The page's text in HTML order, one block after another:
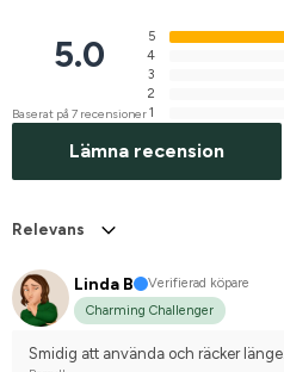
5.0
Baserat på 7 recensioner
5
4
3
2
1
Lämna recension
Relevans
Linda B
Verifierad köpare
Charming Challenger
Smidig att använda och räcker länge.